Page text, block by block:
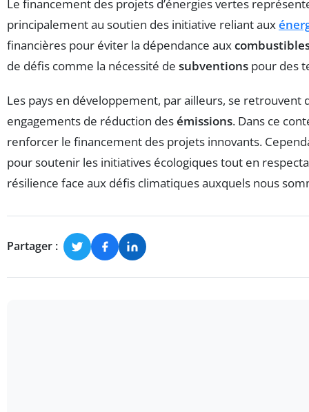
Le financement des projets d’énergies vertes
principalement au soutien des initiative reliant aux
financières pour éviter la dépendance aux
de défis comme la nécessité de subventions pour des
Les pays en développement, par ailleurs, se
engagements de réduction desémissions. Dans ce
renforcer le financement des projets innovants.
pour soutenir les initiatives écologiques tout en
résilience face aux défis climatiques auxquels nous
Partager :